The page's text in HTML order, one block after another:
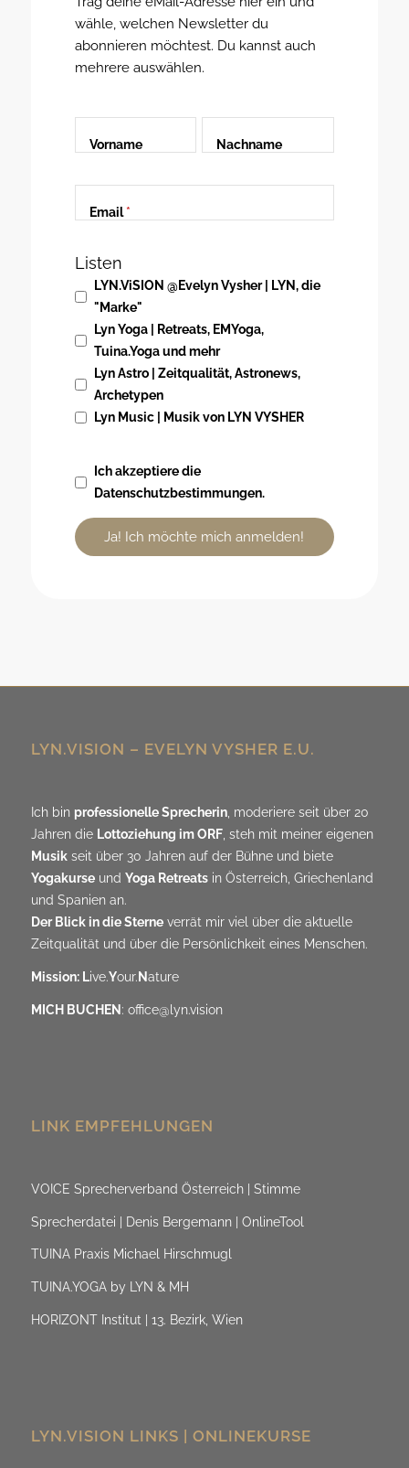
wähle, welchen Newsletter du
abonnieren möchtest. Du kannst auch
mehrere auswählen.
Vorname Nachname
Email
Listen
LYN.ViSION @Evelyn Vysher | LYN, die
"Marke"
Lyn Yoga | Retreats, EMYoga,
Tuina.Yoga und mehr
Lyn Astro | Zeitqualität, Astronews,
Archetypen
Lyn Music | Musik von LYN VYSHER
Ich akzeptiere die
Datenschutzbestimmungen.
LYN.VISION – EVELYN VYSHER E.U.
Ich bin professionelle Sprecherin, moderiere seit über 20
Jahren die Lottoziehung im ORF, steh mit meiner eigenen
Musikseit über 30 Jahren auf der Bühne und biete
Yogakurseund Yoga Retreatsin Österreich, Griechenland
und Spanien an.
Der Blick in die Sterneverrät mir viel über die aktuelle
Zeitqualität und über die Persönlichkeit eines Menschen.
Mission: Live.Your. Nature
MICH BUCHEN : office@lyn.vision
LINK EMPFEHLUNGEN
VOICE Sprecherverband Österreich | Stimme
Sprecherdatei | Denis Bergemann | OnlineTool
TUINA Praxis Michael Hirschmugl
TUINA.YOGA by LYN & MH
HORIZONT Institut | 13. Bezirk, Wien
LYN.VISION LINKS | ONLINEKURSE